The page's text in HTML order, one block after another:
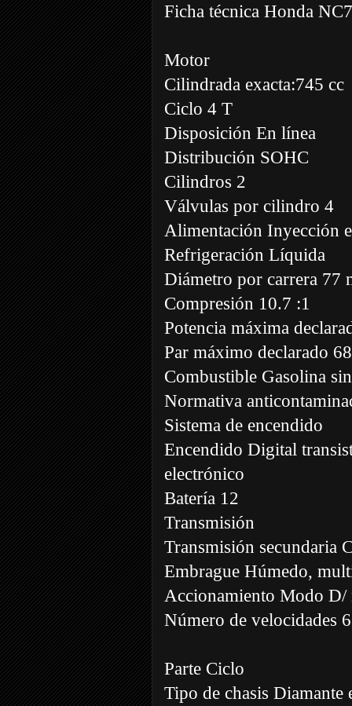
Ficha técnica Honda
Motor
Cilindrada exacta:745 cc
Ciclo 4 T
Disposición En línea
Distribución SOHC
Cilindros 2
Válvulas por cilindro 4
Alimentación Inyección
Refrigeración Líquida
Diámetro por carrera 77
Compresión 10.7 :1
Potencia máxima
Par máximo declarado
Combustible Gasolina
Normativa
Sistema de encendido
Encendido Digital
electrónico
Batería 12
Transmisión
Transmisión secundaria
Embrague Húmedo,
Accionamiento Modo
Número de velocidades 6
Parte Ciclo
Tipo de chasis Diamante